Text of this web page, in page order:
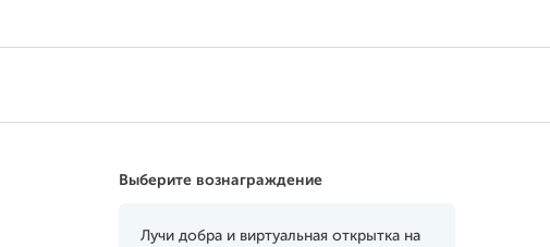
Выберите вознаграждение
Лучи добра и виртуальная открытка на